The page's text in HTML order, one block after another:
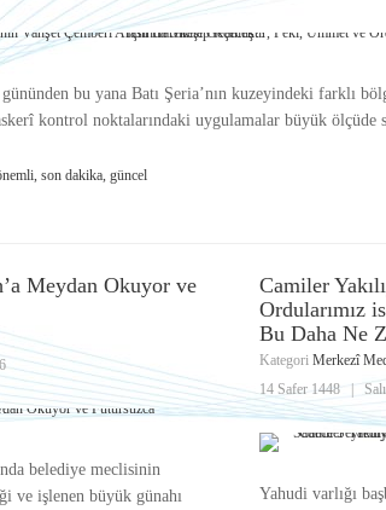
bu yana Batı Şeria’nın kuzeyindeki farklı
kontrol noktalarındaki uygulamalar büyük ölçüde
son dakika, güncel
Meydan Okuyor ve
belediye meclisinin
ve işlenen büyük günahı
Camiler
Ordularımız
Bu Daha Ne
Kategori Merkezî
14 Safer 1448
Yahudi varlığı